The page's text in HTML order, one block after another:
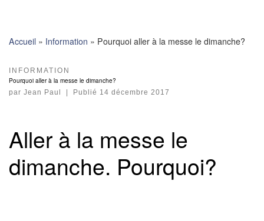
Accueil » Information » Pourquoi aller à la messe le dimanche?
INFORMATION
Pourquoi aller à la messe le dimanche?
par Jean Paul | Publié 14 décembre 2017
Aller à la messe le
dimanche. Pourquoi?